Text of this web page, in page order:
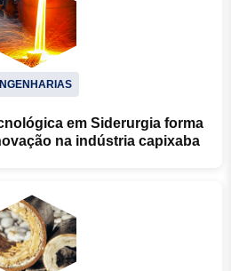
em Siderurgia forma
na indústria capixaba